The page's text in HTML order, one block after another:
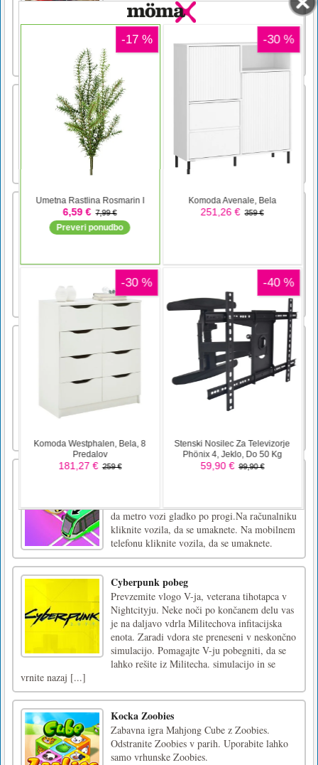
težkem terenu. Pokažite se na posebnih
klančinah, zasnovanih za Monster Trucks, in
se povzpnite na hribe! Igro Island Monster
Offroad lahko igrate kot 1 igralec in 2 igralca
na deljenem zaslo [...]
Dnevni Mahjong
Dnevno 3 različne igre Mahjong: Mahjong
Solitaire, Mahjong Connect in Triple Mahjong
Jigsaw King Of Jungle
King Of Jungle Jigsaw je zanimiva in zasvoji
živalska sestavljanka, ki se lahko ujema z igro
smer, da dobite sliko. Imaš čas za to.
Poskusite prenesti vseh 12 slik in zmagati v
tej zasvoji igri. Uživajte v King Of Jungle
Jigsaw!Povlecit [...]
Material Mole se je vrnil! Ali lahko dostavite
vse tovore, preden zmanjka časa? Pojdite v
tovornjak in čim hitreje odpeljite vse do
svojega cilja! Predmete spustite na poti,
preklopite skladbe, da pospešite potovanje in z
da metro vozi gladko po progi.Na računalniku
kliknite vozila, da se umaknete. Na mobilnem
telefonu kliknite vozila, da se umaknete.
Cyberpunk pobeg
Prevzemite vlogo V-ja, veterana tihotapca v
Nightcityju. Neke noči po končanem delu vas
je na daljavo vdrla Militechova infitacijska
enota. Zaradi vdora ste preneseni v neskončno
simulacijo. Pomagajte V-ju pobegniti, da se
lahko rešite iz Militecha. simulacijo in se
vrnite nazaj [...]
Kocka Zoobies
Zabavna igra Mahjong Cube z Zoobies.
Odstranite Zoobies v parih. Uporabite lahko
samo vrhunske Zoobies.